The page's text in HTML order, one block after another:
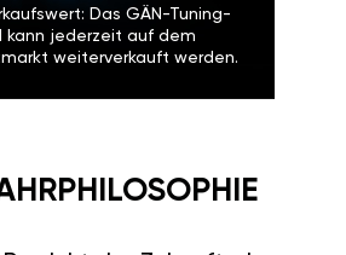
Das GÄN-Tuning-
kann jederzeit auf dem
weiterverkauft werden.